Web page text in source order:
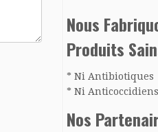
Nous
Produits
* Ni Antibiotiques
* Ni Anticoccidiens
Nos